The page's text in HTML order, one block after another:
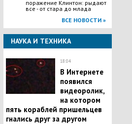
поражение Клинтон: рыдают
все - от стара до млада
ВСЕ НОВОСТИ »
НАУКА И ТЕХНИКА
18:04
В Интернете
появился
видеоролик,
на котором
пять кораблей пришельцев
гнались друг за другом